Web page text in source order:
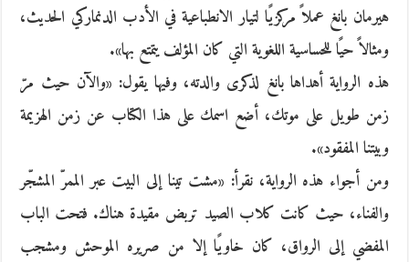
هيرمان بانغ عملاً مركزيًا لتيار الانطباعية في الأدب الدنماركي الحديث،
ومثالاً حيًا للحساسية اللغوية التي كان المؤلف يتمتع بها».
هذه الرواية أهداها بانغ لذكرى والدته، وفيها يقول: «والآن حيث مرّ
زمن طويل على موتك، أضع اسمك على هذا الكتاب عن زمن الهزيمة
وبيتنا المفقود».
ومن أجواء هذه الرواية، نقرأ: «مشت تينا إلى البيت عبر الممرّ المشجّر
والفناء، حيث كانت كلاب الصيد تربض مقيدة هناك. فتحت الباب
المفضي إلى الرواق، كان خاويًا إلا من صريره الموحش ومشجب